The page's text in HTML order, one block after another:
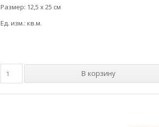
Размер: 12,5 x 25 см
Ед. изм.: кв.м.